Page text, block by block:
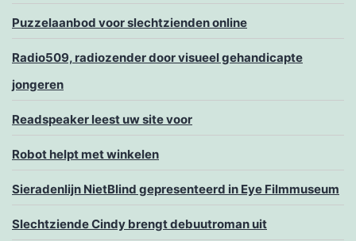
Puzzelaanbod voor slechtzienden online
Radio509, radiozender door visueel gehandicapte
jongeren
Readspeaker leest uw site voor
Robot helpt met winkelen
Sieradenlijn NietBlind gepresenteerd in Eye Filmmuseum
Slechtziende Cindy brengt debuutroman uit